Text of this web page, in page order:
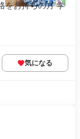
をお持ちの方 学
気になる